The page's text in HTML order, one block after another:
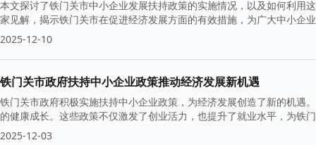
本文探讨了铁门关市中小企业发展扶持政策的实施情况，以及如何利用
家见解，揭示铁门关市在促进经济发展方面的有效措施，为广大中小企
2025-12-10
铁门关市政府扶持中小企业政策推动经济发展新机遇
铁门关市政府积极实施扶持中小企业政策，为经济发展创造了新的机遇
的健康成长。这些政策不仅激发了创业活力，也提升了就业水平，为铁
2025-12-03